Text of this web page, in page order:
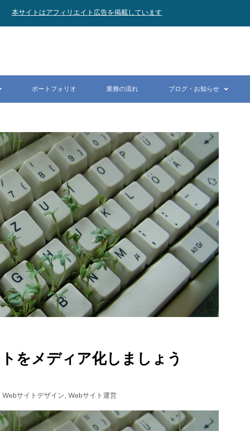
本サイトはアフィリエイト広告を掲載しています
ポートフォリオ 業務の流れ ブログ・お知らせ
をメディア化しましょう
Webサイトデザイン Webサイト運営